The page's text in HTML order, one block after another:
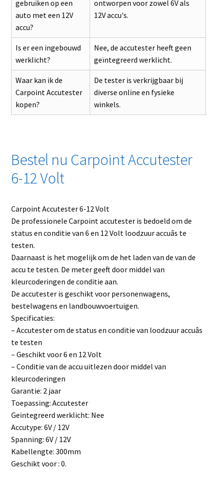
gebruiken op een
auto met een 12V
accu?
ontworpen voor zowel 6V als
12V accu's.
Is er een ingebouwd
werklicht?
Nee, de accutester heeft geen
geïntegreerd werklicht.
Waar kan ik de
Carpoint Accutester
kopen?
De tester is verkrijgbaar bij
diverse online en fysieke
winkels.
Bestel nu Carpoint Accutester
6-12 Volt
Carpoint Accutester 6-12 Volt
De professionele Carpoint accutester is bedoeld om de
status en conditie van 6 en 12 Volt loodzuur accuâs te
testen.
Daarnaast is het mogelijk om de het laden van de van de
accu te testen. De meter geeft door middel van
kleurcoderingen de conditie aan.
De accutester is geschikt voor personenwagens,
bestelwagens en landbouwvoertuigen.
Specificaties:
– Accutester om de status en conditie van loodzuur accuâs
te testen
– Geschikt voor 6 en 12 Volt
– Conditie van de accu uitlezen door middel van
kleurcoderingen
Garantie: 2 jaar
Toepassing: Accutester
Geintegreerd werklicht: Nee
Accutype: 6V / 12V
Spanning: 6V / 12V
Kabellengte: 300mm
Geschikt voor : 0.